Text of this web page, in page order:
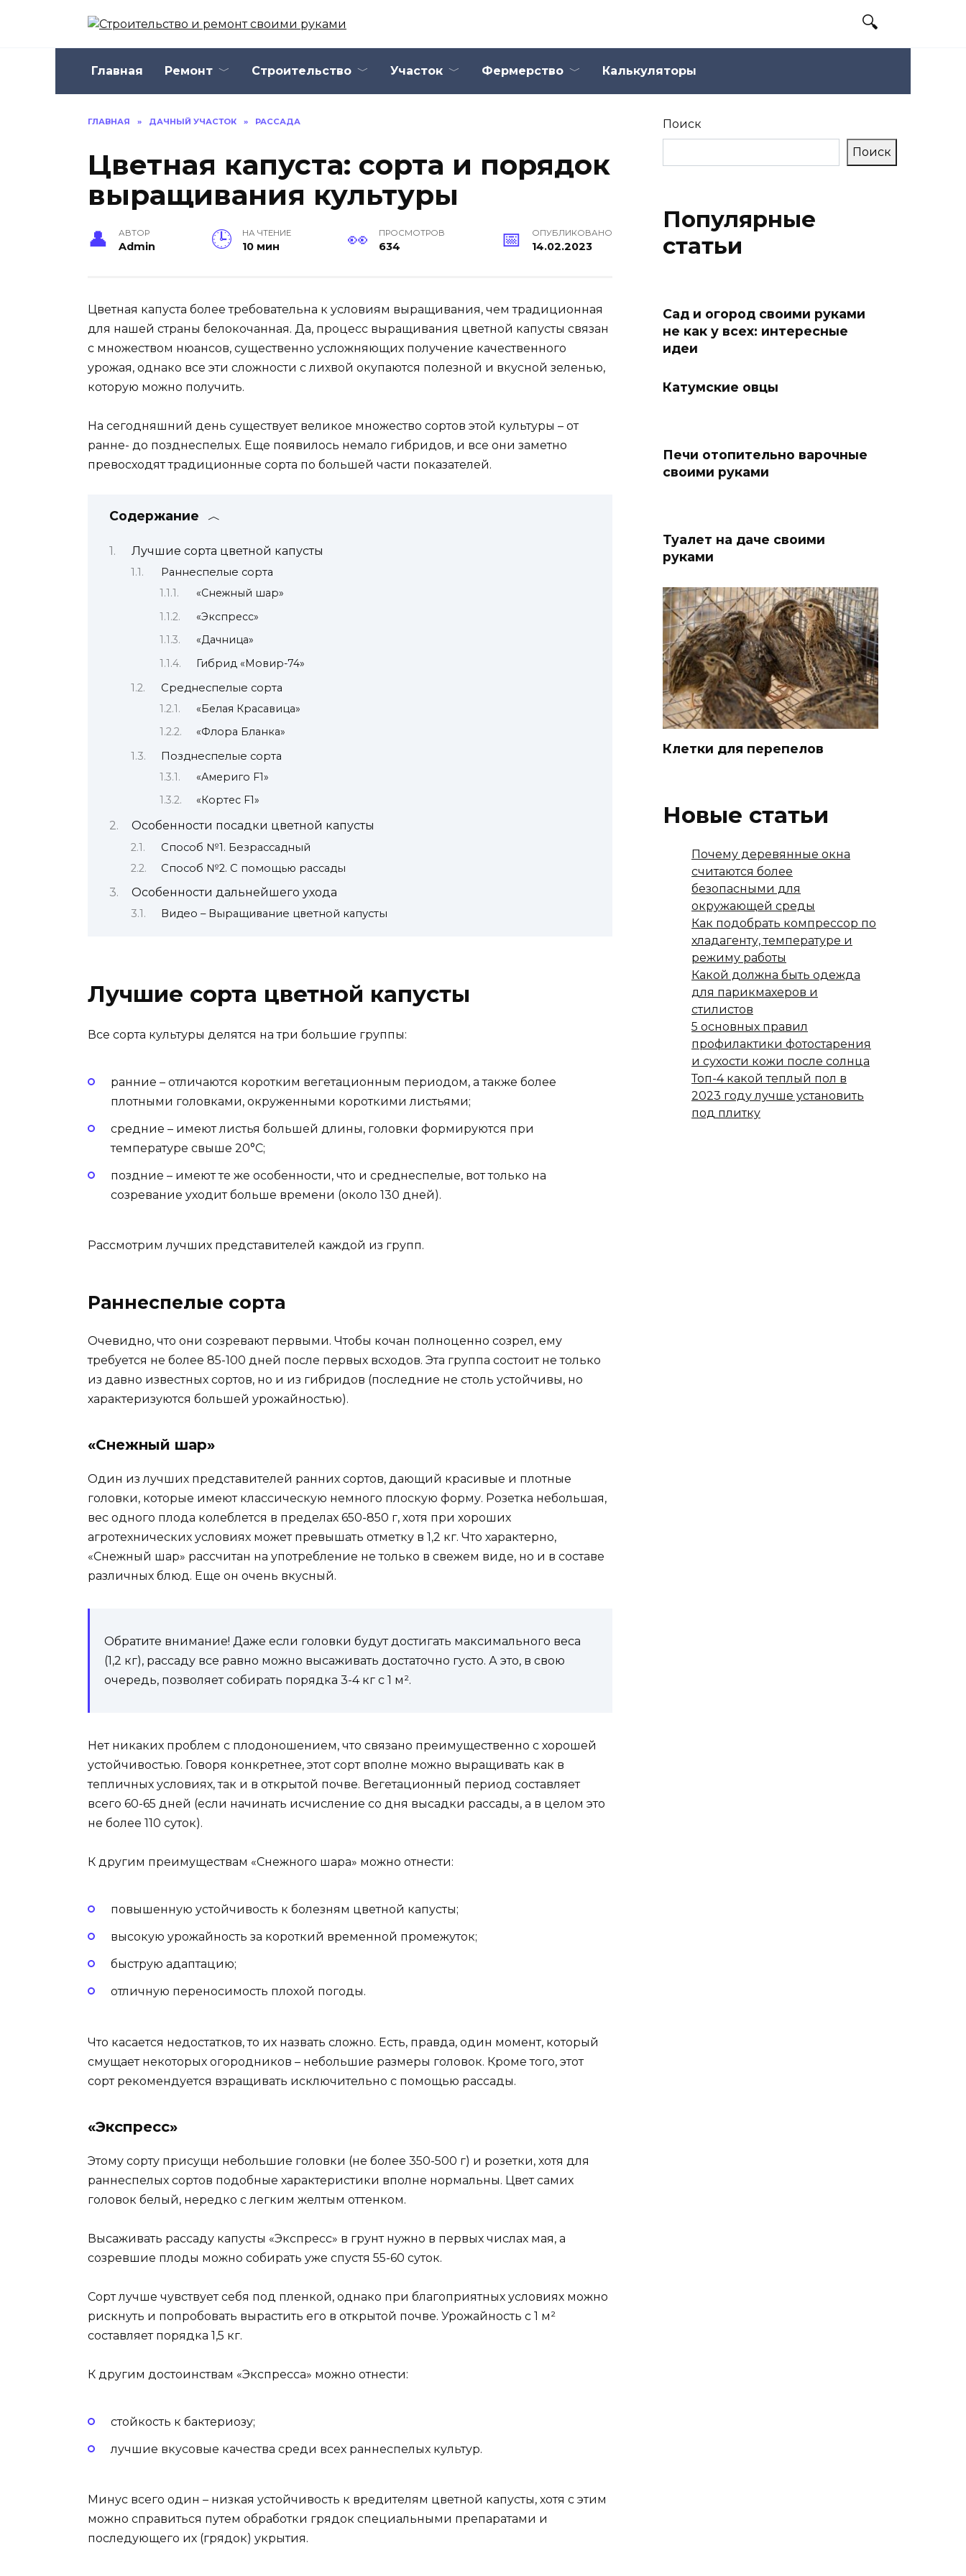
Главная Ремонт Строительство Участок Фермерство Калькуляторы
ГЛАВНАЯ » ДАЧНЫЙ УЧАСТОК » РАССАДА
Цветная капуста: сорта и порядок
выращивания культуры
АВТОР
Admin
НА ЧТЕНИЕ
10 мин
ПРОСМОТРОВ
634
ОПУБЛИКОВАНО
14.02.2023
Цветная капуста более требовательна к условиям выращивания, чем традиционная
для нашей страны белокочанная. Да, процесс выращивания цветной капусты связан
с множеством нюансов, существенно усложняющих получение качественного
урожая, однако все эти сложности с лихвой окупаются полезной и вкусной зеленью,
которую можно получить.
На сегодняшний день существует великое множество сортов этой культуры – от
ранне- до позднеспелых. Еще появилось немало гибридов, и все они заметно
превосходят традиционные сорта по большей части показателей.
Содержание
Лучшие сорта цветной капусты
Раннеспелые сорта
«Снежный шар»
«Экспресс»
«Дачница»
Гибрид «Мовир-74»
Среднеспелые сорта
«Белая Красавица»
«Флора Бланка»
Позднеспелые сорта
«Америго F1»
«Кортес F1»
Особенности посадки цветной капусты
Способ №1. Безрассадный
Способ №2. С помощью рассады
Особенности дальнейшего ухода
Видео – Выращивание цветной капусты
Лучшие сорта цветной капусты
Все сорта культуры делятся на три большие группы:
ранние – отличаются коротким вегетационным периодом, а также более
плотными головками, окруженными короткими листьями;
средние – имеют листья большей длины, головки формируются при
температуре свыше 20°С;
поздние – имеют те же особенности, что и среднеспелые, вот только на
созревание уходит больше времени (около 130 дней).
Рассмотрим лучших представителей каждой из групп.
Раннеспелые сорта
Очевидно, что они созревают первыми. Чтобы кочан полноценно созрел, ему
требуется не более 85-100 дней после первых всходов. Эта группа состоит не только
из давно известных сортов, но и из гибридов (последние не столь устойчивы, но
характеризуются большей урожайностью).
«Снежный шар»
Один из лучших представителей ранних сортов, дающий красивые и плотные
головки, которые имеют классическую немного плоскую форму. Розетка небольшая,
вес одного плода колеблется в пределах 650-850 г, хотя при хороших
агротехнических условиях может превышать отметку в 1,2 кг. Что характерно,
«Снежный шар» рассчитан на употребление не только в свежем виде, но и в составе
различных блюд. Еще он очень вкусный.
Обратите внимание! Даже если головки будут достигать максимального веса
(1,2 кг), рассаду все равно можно высаживать достаточно густо. А это, в свою
очередь, позволяет собирать порядка 3-4 кг с 1 м².
Нет никаких проблем с плодоношением, что связано преимущественно с хорошей
устойчивостью. Говоря конкретнее, этот сорт вполне можно выращивать как в
тепличных условиях, так и в открытой почве. Вегетационный период составляет
всего 60-65 дней (если начинать исчисление со дня высадки рассады, а в целом это
не более 110 суток).
К другим преимуществам «Снежного шара» можно отнести:
повышенную устойчивость к болезням цветной капусты;
высокую урожайность за короткий временной промежуток;
быструю адаптацию;
отличную переносимость плохой погоды.
Что касается недостатков, то их назвать сложно. Есть, правда, один момент, который
смущает некоторых огородников – небольшие размеры головок. Кроме того, этот
сорт рекомендуется взращивать исключительно с помощью рассады.
«Экспресс»
Этому сорту присущи небольшие головки (не более 350-500 г) и розетки, хотя для
раннеспелых сортов подобные характеристики вполне нормальны. Цвет самих
головок белый, нередко с легким желтым оттенком.
Высаживать рассаду капусты «Экспресс» в грунт нужно в первых числах мая, а
созревшие плоды можно собирать уже спустя 55-60 суток.
Сорт лучше чувствует себя под пленкой, однако при благоприятных условиях можно
рискнуть и попробовать вырастить его в открытой почве. Урожайность с 1 м²
составляет порядка 1,5 кг.
К другим достоинствам «Экспресса» можно отнести:
стойкость к бактериозу;
лучшие вкусовые качества среди всех раннеспелых культур.
Минус всего один – низкая устойчивость к вредителям цветной капусты, хотя с этим
можно справиться путем обработки грядок специальными препаратами и
последующего их (грядок) укрытия.
Поиск
Поиск
Популярные
статьи
Сад и огород своими руками
не как у всех: интересные
идеи
Катумские овцы
Печи отопительно варочные
своими руками
Туалет на даче своими
руками
Клетки для перепелов
Новые статьи
Почему деревянные окна
считаются более
безопасными для
окружающей среды
Как подобрать компрессор по
хладагенту, температуре и
режиму работы
Какой должна быть одежда
для парикмахеров и
стилистов
5 основных правил
профилактики фотостарения
и сухости кожи после солнца
Топ-4 какой теплый пол в
2023 году лучше установить
под плитку